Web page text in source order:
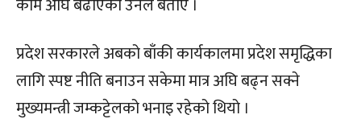
काम अघि बढाएको उनले बताए ।
प्रदेश सरकारले अबको बाँकी कार्यकालमा प्रदेश समृद्धिका
लागि स्पष्ट नीति बनाउन सकेमा मात्र अघि बढ्न सक्ने
मुख्यमन्त्री जम्कट्टेलको भनाइ रहेको थियो ।